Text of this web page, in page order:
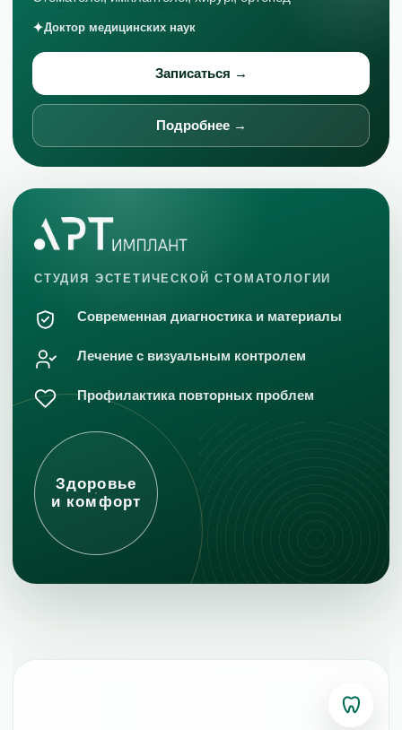
Доктор медицинских наук
Записаться →
Подробнее →
СТУДИЯ ЭСТЕТИЧЕСКОЙ СТОМАТОЛОГИИ
Современная диагностика и материалы
Лечение с визуальным контролем
Профилактика повторных проблем
Здоровье
и комфорт